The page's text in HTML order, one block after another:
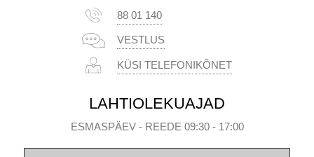
88 01 140
VESTLUS
KÜSI TELEFONIKÕNET
LAHTIOLEKUAJAD
ESMASPÄEV - REEDE 09:30 - 17:00